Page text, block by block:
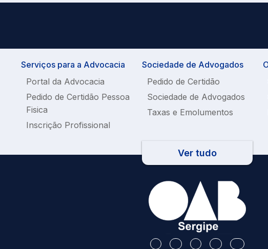
Serviços para a Advocacia
Portal da Advocacia
Pedido de Certidão Pessoa
Fisica
Inscrição Profissional
Sociedade de Advogados
Pedido de Certidão
Sociedade de Advogados
Taxas e Emolumentos
Ver tudo